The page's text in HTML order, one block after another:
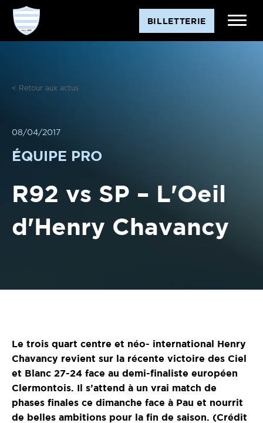
Aller
contenu
BILLETTERIE
< Retour aux actus
08/04/2017
ÉQUIPE PRO
R92 vs SP – L'Oeil
d'Henry Chavancy
Le trois quart centre et néo- international Henry
Chavancy revient sur la récente victoire des Ciel
et Blanc 27-24 face au demi-finaliste européen
Clermontois. Il s’attend à un vrai match de
phases finales ce dimanche face à Pau et nourrit
de belles ambitions pour la fin de saison. (Crédit